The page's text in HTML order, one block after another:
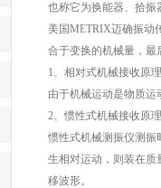
也称它为换能器、拾振
美国METRIX迈确振动
合于变换的机械量，最
1、相对式机械接收原理
由于机械运动是物质运
2、惯性式机械接收原理
惯性式机械测振仪测振
生相对运动，则装在质
移波形。